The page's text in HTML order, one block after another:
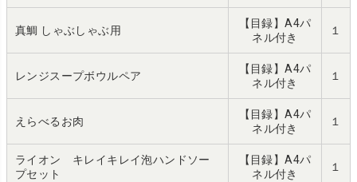
真鯛 しゃぶしゃぶ用
【目録】A4パ
ネル付き
１
レンジスープボウルペア
【目録】A4パ
ネル付き
１
えらべるお肉
【目録】A4パ
ネル付き
１
ライオン キレイキレイ泡ハンドソー
プセット
【目録】A4パ
ネル付き
１